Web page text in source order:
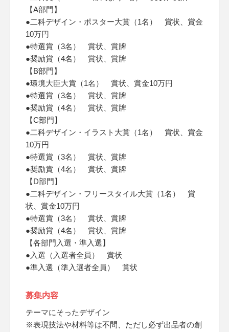
【A部門】
●二科デザイン・ポスター大賞（1名） 賞状、賞金
10万円
●特選賞（3名） 賞状、賞牌
●奨励賞（4名） 賞状、賞牌
【B部門】
●環境大臣大賞（1名） 賞状、賞金10万円
●特選賞（3名） 賞状、賞牌
●奨励賞（4名） 賞状、賞牌
【C部門】
●二科デザイン・イラスト大賞（1名） 賞状、賞金
10万円
●特選賞（3名） 賞状、賞牌
●奨励賞（4名） 賞状、賞牌
【D部門】
●二科デザイン・フリースタイル大賞（1名） 賞
状、賞金10万円
●特選賞（3名） 賞状、賞牌
●奨励賞（4名） 賞状、賞牌
【各部門入選・準入選】
●入選（入選者全員） 賞状
●準入選（準入選者全員） 賞状
募集内容
テーマにそったデザイン
※表現技法や材料等は不問、ただし必ず出品者の創